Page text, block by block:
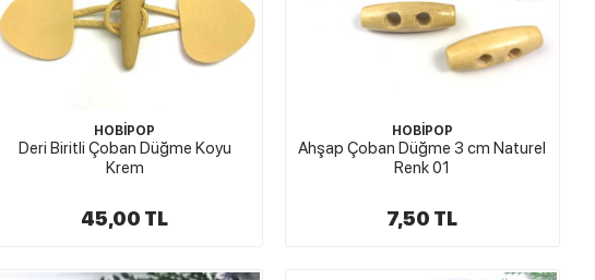
HOBİPOP
Deri Biritli Çoban Düğme Koyu
Krem
45,00 TL
HOBİPOP
Ahşap Çoban Düğme 3 cm Naturel
Renk 01
7,50 TL